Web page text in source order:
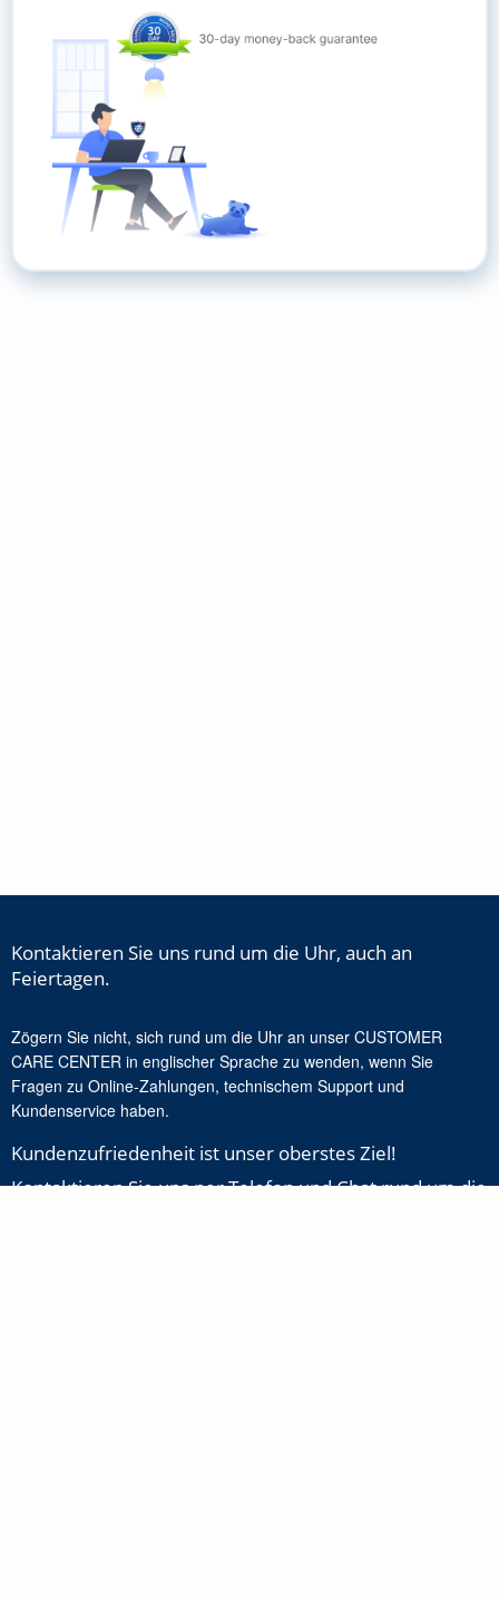
Kontaktieren Sie uns rund um die Uhr, auch an
Feiertagen.
Zögern Sie nicht, sich rund um die Uhr an unser CUSTOMER
CARE CENTER in englischer Sprache zu wenden, wenn Sie
Fragen zu Online-Zahlungen, technischem Support und
Kundenservice haben.
Kundenzufriedenheit ist unser oberstes Ziel!
Kontaktieren Sie uns per Telefon und Chat rund um die